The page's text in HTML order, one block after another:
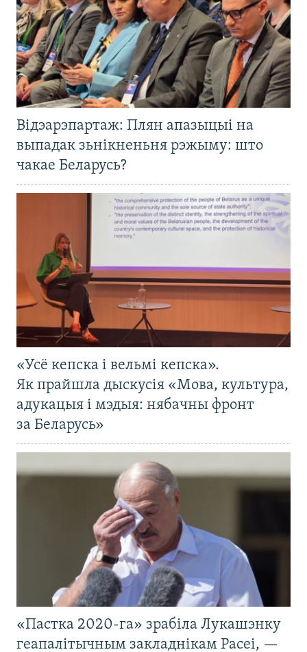
Відэарэпартаж: Плян апазыцыі на
выпадак зьнікненьня рэжыму: што
чакае Беларусь?
«Усё кепска і вельмі кепска».
Як прайшла дыскусія «Мова, культура,
адукацыя і мэдыя: нябачны фронт
за Беларусь»
«Пастка 2020-га» зрабіла Лукашэнку
геапалітычным закладнікам Расеі, —